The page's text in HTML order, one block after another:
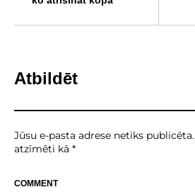
Atbildēt
Jūsu e-pasta adrese netiks publicēta.
atzīmēti kā *
COMMENT